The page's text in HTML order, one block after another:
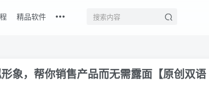
精品软件
象，帮你销售产品而无需露面【原创双语